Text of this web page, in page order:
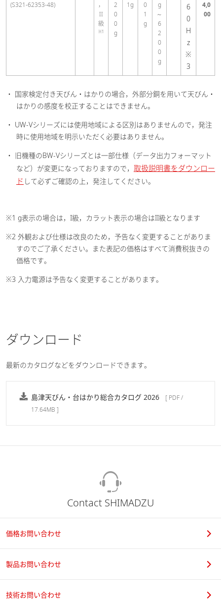
6
0
H
z
※
3
(S321-62353-48)
，
II
級
※1
2
0
0
g
1g
0
1
g
g
～
6
2
0
0
g
4,0
00
・ 国家検定付き天びん・はかりの場合，外部分銅を用いて天びん・
はかりの感度を校正することはできません。
・ UW-Vシリーズには使用地域による区別はありませんので，発注
時に使用地域を明示いただく必要はありません。
・ 旧機種のBW-Vシリーズとは一部仕様（データ出力フォーマット
など）が変更になっておりますので， 取扱説明書をダウンロー
ド して必ずご確認の上，発注してください。
※1 g表示の場合は，I級，カラット表示の場合はII級となります
※2 外観および仕様は改良のため，予告なく変更することがありま
すのでご了承ください。また表記の価格はすべて消費税抜きの
価格です。
※3 入力電源は予告なく変更することがあります。
ダウンロード
最新のカタログなどをダウンロードできます。
島津天びん・台はかり総合カタログ 2026
[ PDF /
17.64MB ]
Contact SHIMADZU
価格お問い合わせ
製品お問い合わせ
技術お問い合わせ